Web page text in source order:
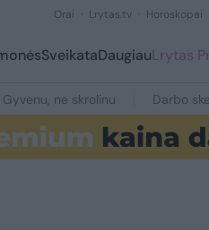
Orai Lrytas.tv Horoskopai
SveikataDaugiauLrytas
Gyvenu, ne skrolinu Darbo